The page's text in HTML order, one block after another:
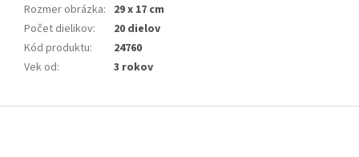
Rozmer obrázka: 29 x 17 cm
Počet dielikov:
20 dielov
Kód produktu:
24760
Vek od: 3 rokov